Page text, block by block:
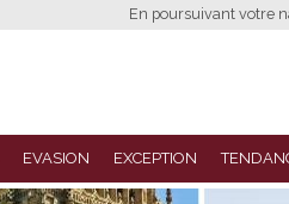
En poursuivant votre
EVASION EXCEPTION